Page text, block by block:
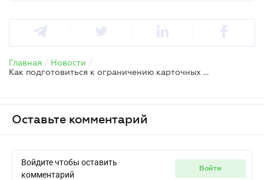
Главная / Новости /
Как подготовиться к ограничению карточных переводов с 1 июня
Оставьте комментарий
Войдите чтобы оставить
комментарий
войти